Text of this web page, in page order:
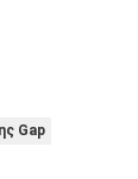
Gap